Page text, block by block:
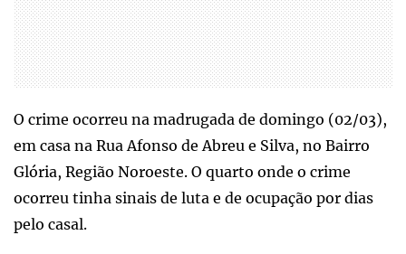
O crime ocorreu na madrugada de domingo (02/03),
em casa na Rua Afonso de Abreu e Silva, no Bairro
Glória, Região Noroeste. O quarto onde o crime
ocorreu tinha sinais de luta e de ocupação por dias
pelo casal.